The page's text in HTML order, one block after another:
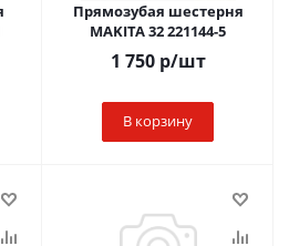
Прямозубая шестерня
MAKITA 32 221144-5
1 750р/шт
В корзину